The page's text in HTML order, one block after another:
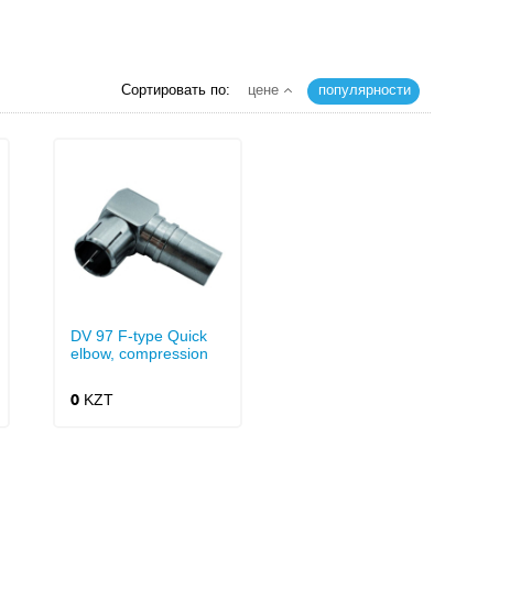
Сортировать по: цене популярности
DV 97 F-type Quick
elbow, compression
0KZT